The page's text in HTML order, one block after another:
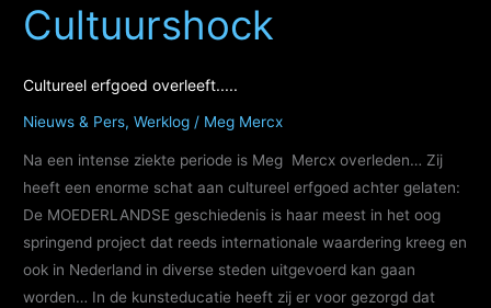
hoge
Cultuurshock
Cultureel erfgoed overleeft.....
Nieuws & Pers,Werklog / Meg Mercx
Na een intense ziekte periode is Meg Mercx overleden… Zij
heeft een enorme schat aan cultureel erfgoed achter gelaten:
De MOEDERLANDSE geschiedenis is haar meest in het oog
springend project dat reeds internationale waardering kreeg en
ook in Nederland in diverse steden uitgevoerd kan gaan
worden… In de kunsteducatie heeft zij er voor gezorgd dat